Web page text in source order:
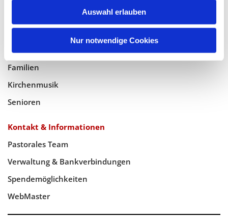
Auswahl erlauben
Nur notwendige Cookies
Taufe, Kommunion & Trauung
Pfarreileben
Jugend
Familien
Kirchenmusik
Senioren
Kontakt & Informationen
Pastorales Team
Verwaltung & Bankverbindungen
Spendemöglichkeiten
WebMaster